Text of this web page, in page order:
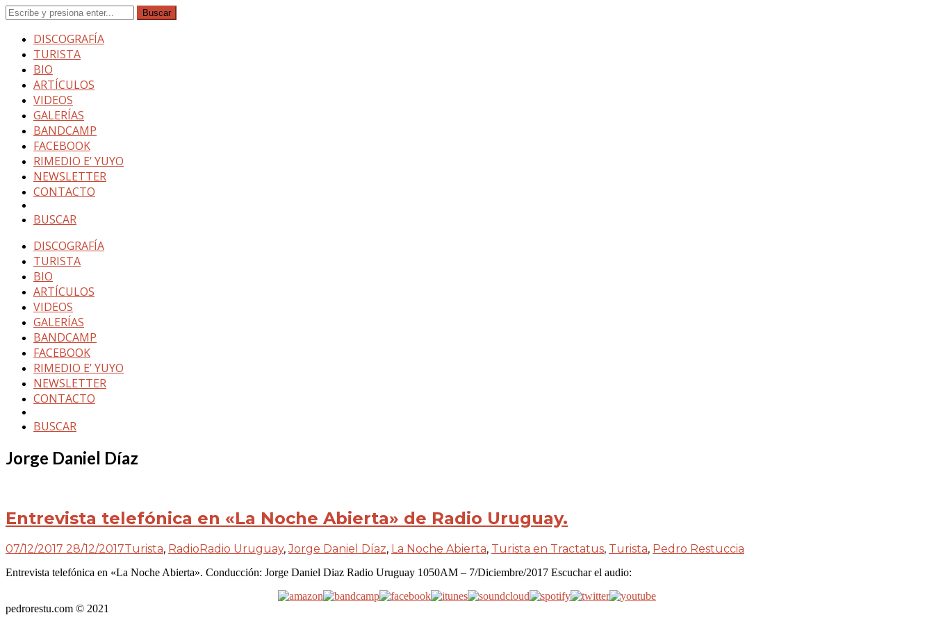
DISCOGRAFÍA
TURISTA
BIO
ARTÍCULOS
VIDEOS
GALERÍAS
BANDCAMP
FACEBOOK
RIMEDIO E’ YUYO
NEWSLETTER
CONTACTO
BUSCAR
DISCOGRAFÍA
TURISTA
BIO
ARTÍCULOS
VIDEOS
GALERÍAS
BANDCAMP
FACEBOOK
RIMEDIO E’ YUYO
NEWSLETTER
CONTACTO
BUSCAR
Jorge Daniel Díaz
Entrevista telefónica en «La Noche Abierta» de Radio Uruguay.
07/12/2017 28/12/2017Turista, RadioRadio Uruguay,Jorge Daniel Díaz, La Noche Abierta, Turista en Tractatus, Turista, Pedro Restuccia
Entrevista telefónica en «La Noche Abierta». Conducción: Jorge Daniel Diaz Radio Uruguay 1050AM – 7/Diciembre/2017 Escuchar el audio:
pedrorestu.com © 2021